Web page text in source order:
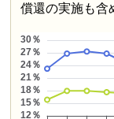
償還の実施も含